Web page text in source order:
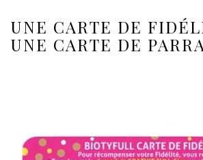
UNE CARTE DE
UNE CARTE DE